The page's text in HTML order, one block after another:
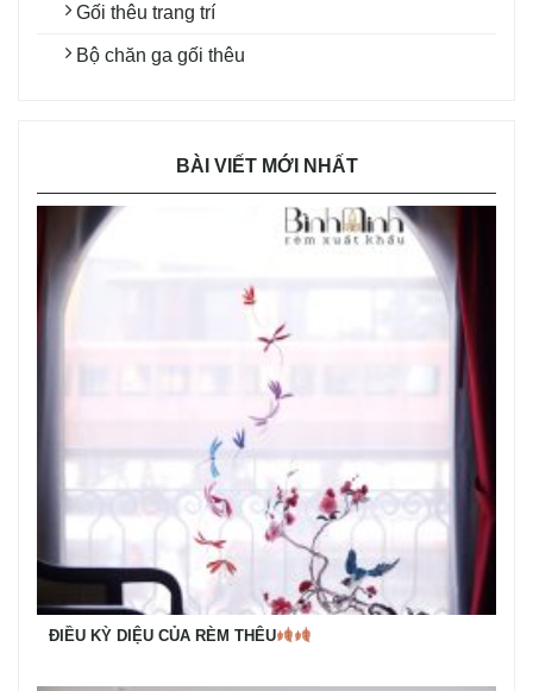
Gối thêu trang trí
Bộ chăn ga gối thêu
BÀI VIẾT MỚI NHẤT
ĐIỀU KỲ DIỆU CỦA RÈM THÊU